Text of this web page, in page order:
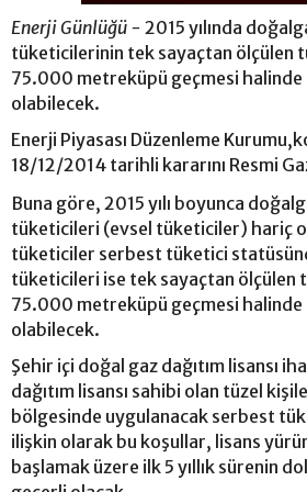
Enerji Günlüğü - 2015 yılında
tüketicilerinin tek sayaçtan ölçülen
75.000 metreküpü geçmesi
olabilecek.
Enerji Piyasası Düzenleme
18/12/2014 tarihli kararını Resmi
Buna göre, 2015 yılı boyunca
tüketicileri (evsel tüketiciler) hariç
tüketiciler serbest tüketici
tüketicileri ise tek sayaçtan ölçülen
75.000 metreküpü geçmesi
olabilecek.
Şehir içi doğal gaz dağıtım lisansı
dağıtım lisansı sahibi olan tüzel
bölgesinde uygulanacak serbest
ilişkin olarak bu koşullar, lisans
başlamak üzere ilk 5 yıllık sürenin